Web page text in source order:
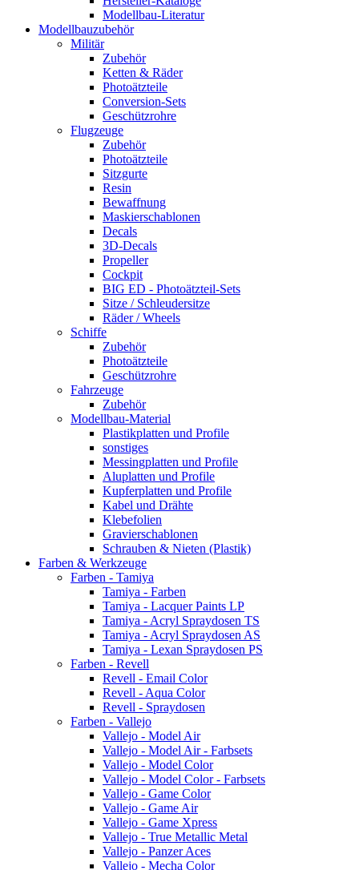
Modellbau-Literatur
Modellbauzubehör
Militär
Zubehör
Ketten & Räder
Photoätzteile
Conversion-Sets
Geschützrohre
Flugzeuge
Zubehör
Photoätzteile
Sitzgurte
Resin
Bewaffnung
Maskierschablonen
Decals
3D-Decals
Propeller
Cockpit
BIG ED - Photoätzteil-Sets
Sitze / Schleudersitze
Räder / Wheels
Schiffe
Zubehör
Photoätzteile
Geschützrohre
Fahrzeuge
Zubehör
Modellbau-Material
Plastikplatten und Profile
sonstiges
Messingplatten und Profile
Aluplatten und Profile
Kupferplatten und Profile
Kabel und Drähte
Klebefolien
Gravierschablonen
Schrauben & Nieten (Plastik)
Farben & Werkzeuge
Farben - Tamiya
Tamiya - Farben
Tamiya - Lacquer Paints LP
Tamiya - Acryl Spraydosen TS
Tamiya - Acryl Spraydosen AS
Tamiya - Lexan Spraydosen PS
Farben - Revell
Revell - Email Color
Revell - Aqua Color
Revell - Spraydosen
Farben - Vallejo
Vallejo - Model Air
Vallejo - Model Air - Farbsets
Vallejo - Model Color
Vallejo - Model Color - Farbsets
Vallejo - Game Color
Vallejo - Game Air
Vallejo - Game Xpress
Vallejo - True Metallic Metal
Vallejo - Panzer Aces
Vallejo - Mecha Color